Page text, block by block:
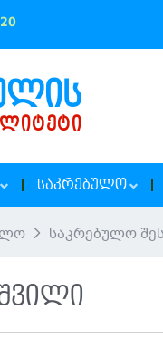
ᲡᲐᲙᲠᲔᲑᲣᲚᲝ
საკრებულო